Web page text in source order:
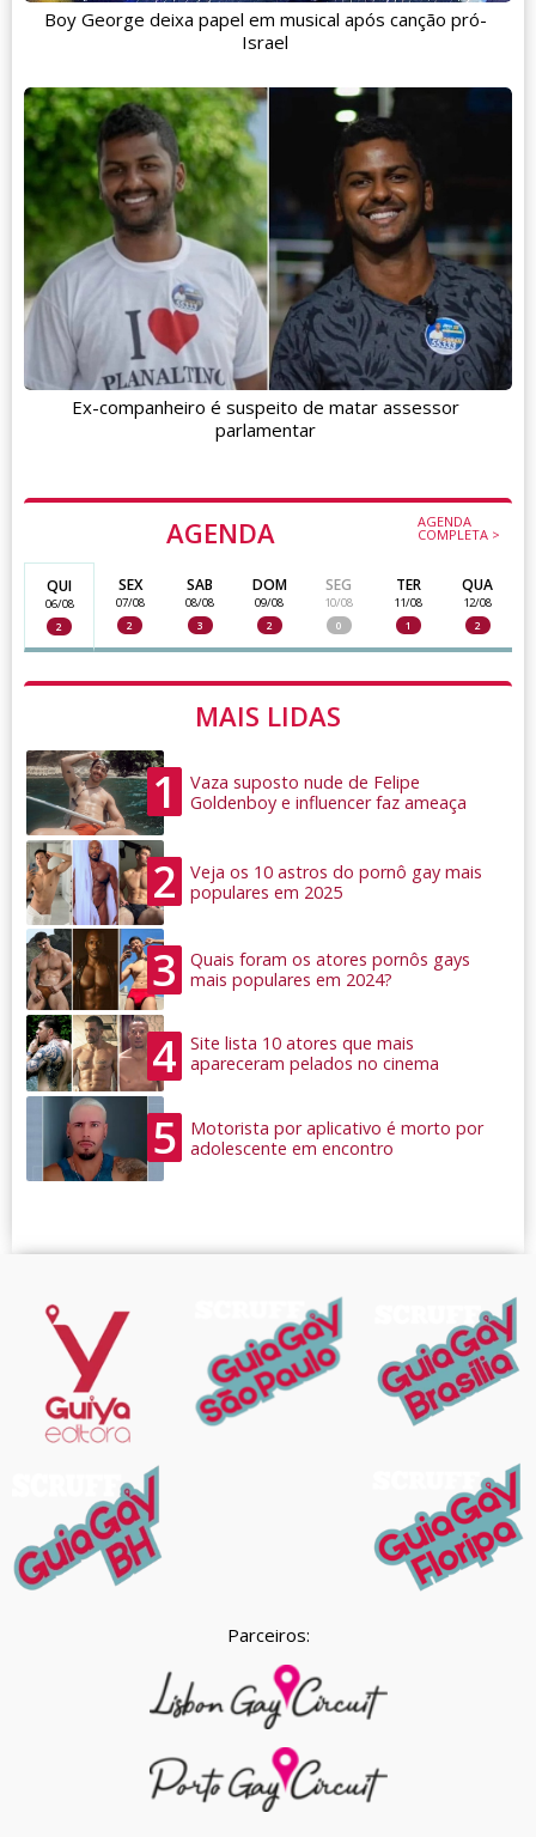
AGENDA AGENDA
COMPLETA >
QUI
06/08
2
SEX
07/08
2
SAB
08/08
3
DOM
09/08
2
SEG
10/08
0
TER
11/08
1
QUA
12/08
2
MAIS LIDAS
1
Vaza suposto nude de Felipe
Goldenboy e influencer faz ameaça
2
Veja os 10 astros do pornô gay mais
populares em 2025
3
Quais foram os atores pornôs gays
mais populares em 2024?
4
Site lista 10 atores que mais
apareceram pelados no cinema
5
Motorista por aplicativo é morto por
adolescente em encontro
Boy George deixa papel em musical após canção pró-
Israel
Ex-companheiro é suspeito de matar assessor
parlamentar
Parceiros: